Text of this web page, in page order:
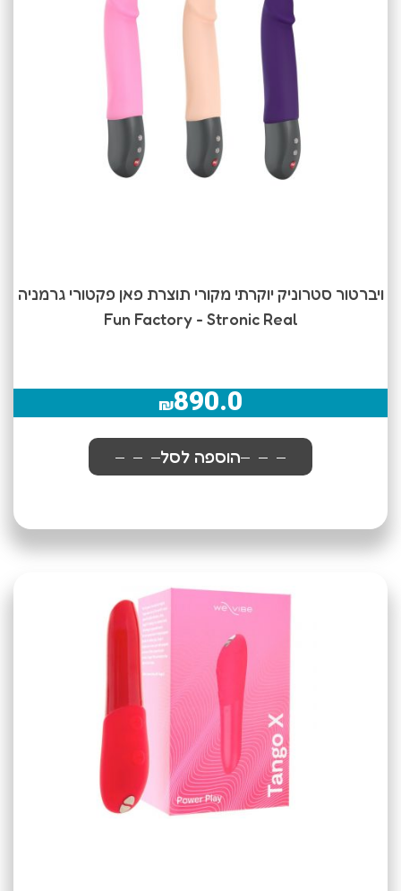
ויברטור סטרוניק יוקרתי מקורי תוצרת פאן פקטורי גרמניה
Fun Factory - Stronic Real
₪890.0
הוספה לסל